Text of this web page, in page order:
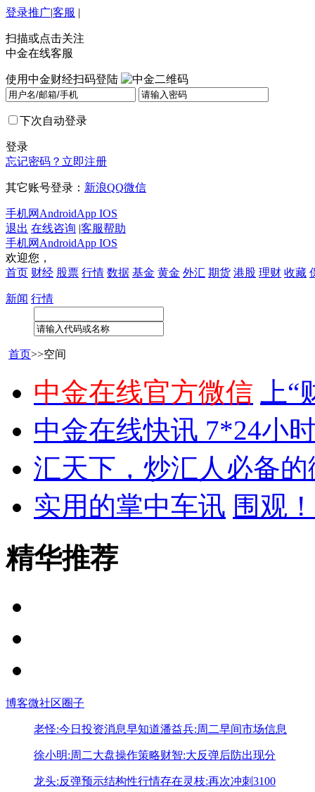
登录推广|客服 |
扫描或点击关注
中金在线客服
使用中金财经扫码登陆
下次自动登录
登录
忘记密码？ 立即注册
其它账号登录： 新浪QQ微信
手机网 AndroidApp IOS
退出 在线咨询 |客服帮助
手机网 AndroidApp IOS
欢迎您，
首页 财经 股票 行情 数据 基金 黄金 外汇 期货 港股 理财 收藏
新闻 行情
首页>>空间
中金在线官方微信
上
中金在线快讯 7*24小
汇天下，炒汇人必备
实用的掌中车讯 围观
精华推荐
博客微社区圈子
老怪:今日投资消息早知道潘益兵:周二早间市场信息
徐小明:周二大盘操作策略财智:大反弹后防出现分
龙头:反弹预示结构性行情存在灵枝:再次冲刺3100